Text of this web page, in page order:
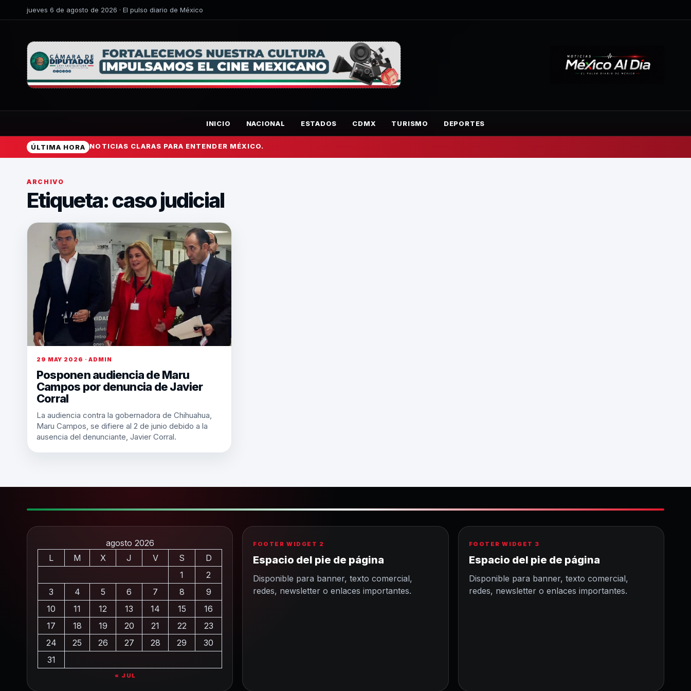
jueves 6 de agosto de 2026 · El pulso diario de México
INICIO NACIONAL ESTADOS CDMX TURISMO DEPORTES
ÚLTIMA HORA NOTICIAS CLARAS PARA ENTENDER MÉXICO.
ARCHIVO
Etiqueta:caso judicial
29 MAY 2026 · ADMIN
Posponen audiencia de Maru
Campos por denuncia de Javier
Corral
La audiencia contra la gobernadora de Chihuahua,
Maru Campos, se difiere al 2 de junio debido a la
ausencia del denunciante, Javier Corral.
agosto 2026
L
M X J V S
D
1
2
3
4 5 6 7 8
9
10
11 12 13 14 15
16
17
18 19 20 21 22
23
24
25 26 27 28 29
30
31
« JUL
FOOTER WIDGET 2
Espacio del pie de página
Disponible para banner, texto comercial,
redes, newsletter o enlaces importantes.
FOOTER WIDGET 3
Espacio del pie de página
Disponible para banner, texto comercial,
redes, newsletter o enlaces importantes.